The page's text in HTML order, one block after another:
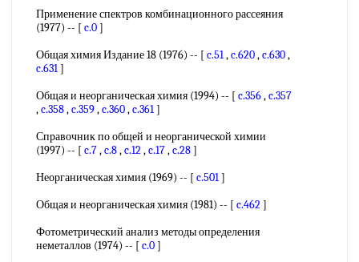
Применение спектров комбинационного рассеяния
(1977) -- [ c.0]
Общая химия Издание 18 (1976) -- [ c.51,c.620,c.630,
c.631]
Общая и неорганическая химия (1994) -- [ c.356,c.357
,c.358,c.359,c.360,c.361]
Справочник по общей и неорганической химии
(1997) -- [ c.7,c.8,c.12,c.17,c.28]
Неорганическая химия (1969) -- [ c.501]
Общая и неорганическая химия (1981) -- [ c.462]
Фотометрический анализ методы определения
неметаллов (1974) -- [ c.0]